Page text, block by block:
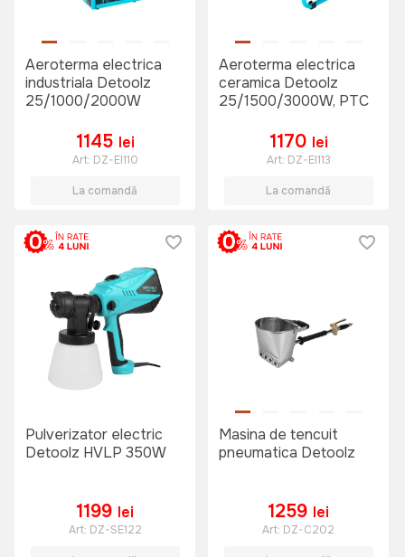
Aeroterma electrica
industriala Detoolz
25/1000/2000W
1145 lei
Art: DZ-EI110
La comandă
Aeroterma electrica
ceramica Detoolz
25/1500/3000W, PTC
1170 lei
Art: DZ-EI113
La comandă
Pulverizator electric
Detoolz HVLP 350W
1199 lei
Art: DZ-SE122
Masina de tencuit
pneumatica Detoolz
1259 lei
Art: DZ-C202